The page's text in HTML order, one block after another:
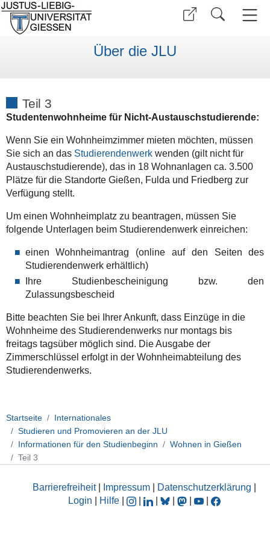
Über die JLU
Teil 3
Studentenwohnheime für Nicht-Austauschstudierende:
Wenn Sie ein Wohnheimzimmer mieten möchten, müssen
Sie sich an das Studierendenwerkwenden (gilt nicht für
Austauschstudierende), das in 18 Wohnanlagen ca. 3.500
Plätze für die Standorte Gießen, Fulda und Friedberg zur
Verfügung stellt.
Um einen Wohnheimplatz zu beantragen, müssen Sie
folgende Unterlagen beim Studierendenwerk einreichen:
einen Wohnheimantrag (online auf den Seiten des
Studierendenwerk erhältlich)
Ihre Studienbescheinigung bzw. den
Zulassungsbescheid
Bitte beachten Sie bei Ihrer Ankunft, dass Einzüge in die
Wohnheime des Studierendenwerks nur montags bis
freitags tagsüber möglich sind. Die Ausgabe der
Zimmerschlüssel erfolgt in der Wohnheimabteilung des
Studierendenwerks.
Startseite
Internationales
Studieren und Promovieren an der JLU
Informationen für den Studienbeginn
Wohnen in Gießen
Teil 3
Barrierefreiheit| Impressum Datenschutzerklärung
Login
Hilfe